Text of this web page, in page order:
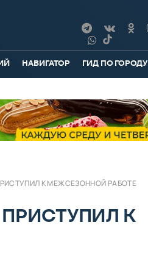
НАВИГАТОР ГИД ПО ГОРОДУ
К МЕЖСЕЗОННОЙ РАБОТЕ
К